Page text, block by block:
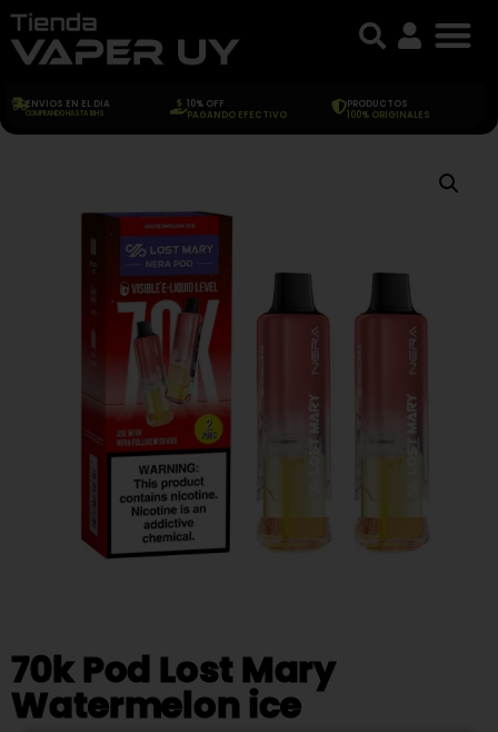
ENVIOS EN EL DIA
COMPRANDO HASTA 18HS
10% OFF
PAGANDO EFECTIVO
PRODUCTOS
100% ORIGINALES
70k Pod Lost Mary
Watermelon ice